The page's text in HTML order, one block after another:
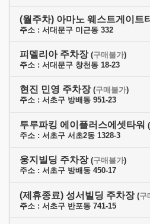
(월주차) 아마노 웨스트게이트
주소 : 서대문구 미근동 332
피델리아 주차장 (구매불가)
주소 : 서대문구 창천동 18-23
현진 민영 주차장 (구매불가)
주소 : 서초구 방배동 951-23
투루파킹 에이플러스에셋타워 (
주소 : 서초구 서초2동 1328-3
웅지빌딩 주차장 (구매불가)
주소 : 서초구 방배동 450-17
(제휴종료) 성서빌딩 주차장 (구
주소 : 서초구 반포동 741-15